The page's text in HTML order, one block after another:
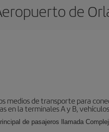
de
medios de transporte para
en la terminales A y B,
de pasajeros llamada